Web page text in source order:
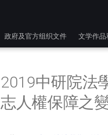
政府及官方组织文件 文学作品
2019中研院法
志人權保障之